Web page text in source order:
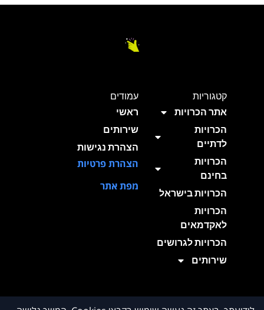
קטגוריות
אתר הכרויות
הכרויות
לדתיים
הכרויות
בחינם
הכרויות בישראל
הכרויות
לאקדמאים
הכרויות לגרושים
שירותים
עמודים
ראשי
שירותים
הצהרת נגישות
הצהרת פרטיות
מפת אתר